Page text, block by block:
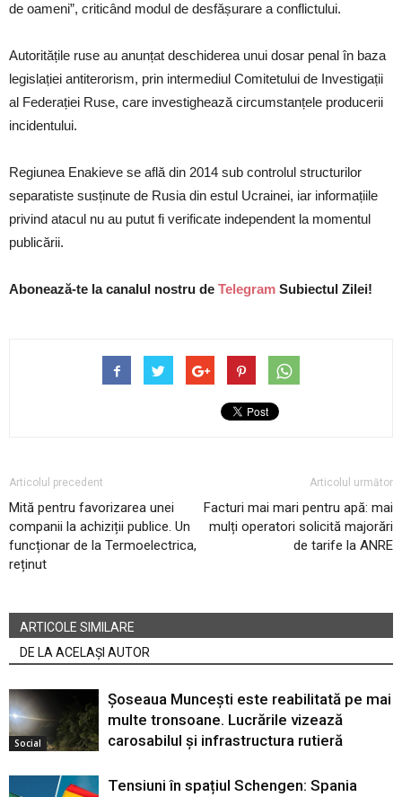
de oameni”, criticând modul de desfășurare a conflictului.
Autoritățile ruse au anunțat deschiderea unui dosar penal în baza
legislației antiterorism, prin intermediul Comitetului de Investigații
al Federației Ruse, care investighează circumstanțele producerii
incidentului.
Regiunea Enakieve se află din 2014 sub controlul structurilor
separatiste susținute de Rusia din estul Ucrainei, iar informațiile
privind atacul nu au putut fi verificate independent la momentul
publicării.
Abonează-te la canalul nostru de Telegram Subiectul Zilei!
Articolul precedent
Mită pentru favorizarea unei
companii la achiziții publice. Un
funcționar de la Termoelectrica,
reținut
Articolul următor
Facturi mai mari pentru apă: mai
mulți operatori solicită majorări
de tarife la ANRE
ARTICOLE SIMILARE
DE LA ACELAȘI AUTOR
Social
Șoseaua Muncești este reabilitată pe mai
multe tronsoane. Lucrările vizează
carosabilul și infrastructura rutieră
Tensiuni în spațiul Schengen: Spania